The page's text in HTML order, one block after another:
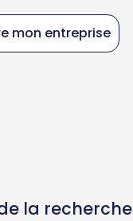
mon entreprise
la recherche